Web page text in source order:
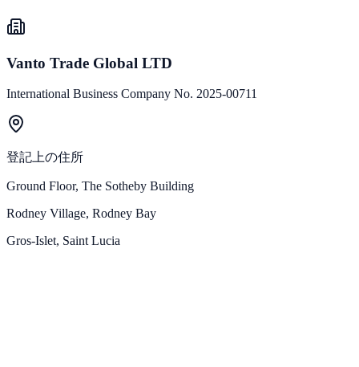
Vanto Trade Global LTD
International Business Company No. 2025-00711
登記上の住所
Ground Floor, The Sotheby Building
Rodney Village, Rodney Bay
Gros-Islet, Saint Lucia